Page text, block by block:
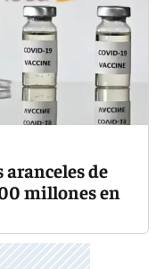
aranceles de
millones en